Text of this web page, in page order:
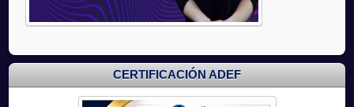
CERTIFICACIÓN ADEF